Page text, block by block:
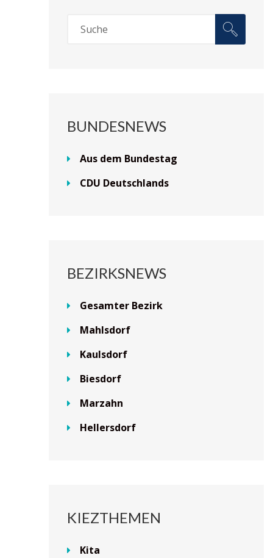
BUNDESNEWS
Aus dem Bundestag
CDU Deutschlands
BEZIRKSNEWS
Gesamter Bezirk
Mahlsdorf
Kaulsdorf
Biesdorf
Marzahn
Hellersdorf
KIEZTHEMEN
Kita